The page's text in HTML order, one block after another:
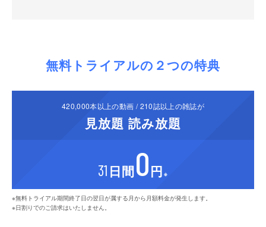
U-NEXTの31日間無料トライアルに登録。
パソコンの
登録したアカウントでログイ
※スマートフォンまたはタブレットの場合は、事前にアプリをインストールしてく
ださい。
無料トライアルの２つの特典
420,000本以上の動画 /210誌以上の雑誌が
見放題 読み放題
31 日間0円 ※
※無料トライアル期間終了日の翌日が属する月から月額料金が発生します。
※日割りでのご請求はいたしません。